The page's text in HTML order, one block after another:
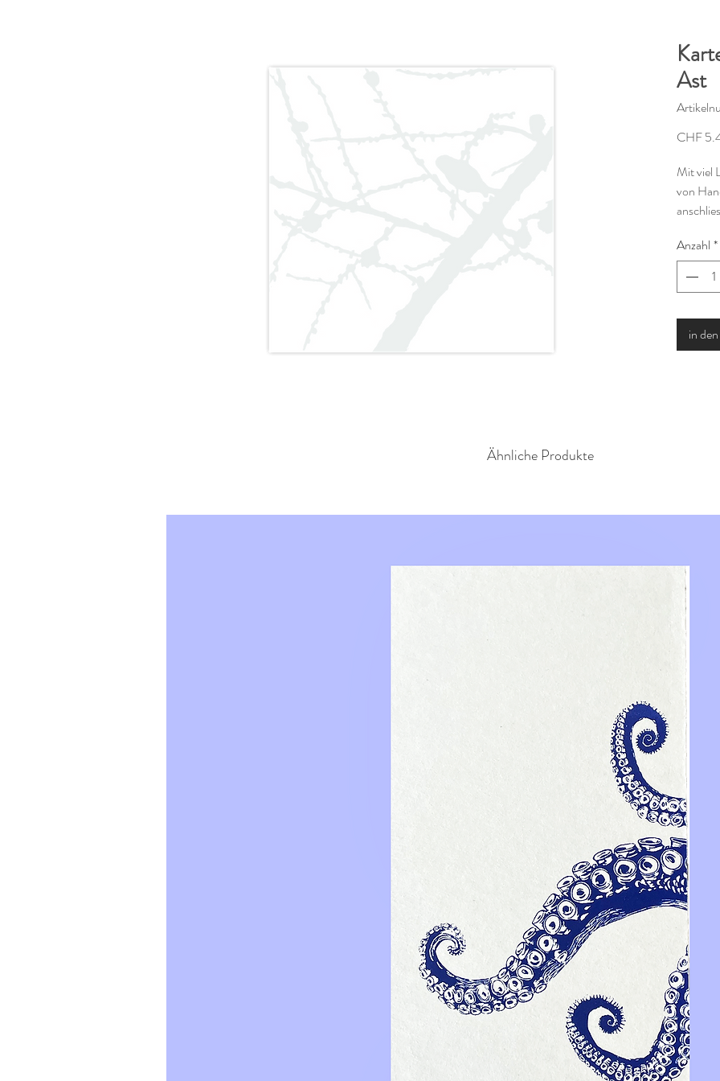
Ast
CHF
Mit viel
von
Die
und ist
Anzahl *
in
Ähnliche Produkte